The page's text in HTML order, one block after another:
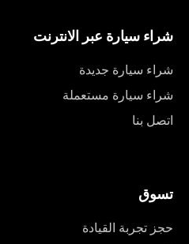
شراء سيارة عبر الانترنت
شراء سيارة جديدة
شراء سيارة مستعملة
اتصل بنا
تسوق
حجز تجربة القيادة